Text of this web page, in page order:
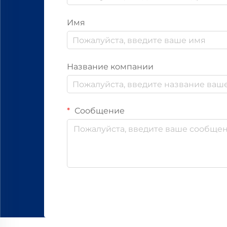
Имя
Название компании
Сообщение